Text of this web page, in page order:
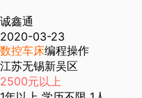
诚鑫通
2020-03-23
数控车床编程操作
江苏无锡新吴区
2500元以上